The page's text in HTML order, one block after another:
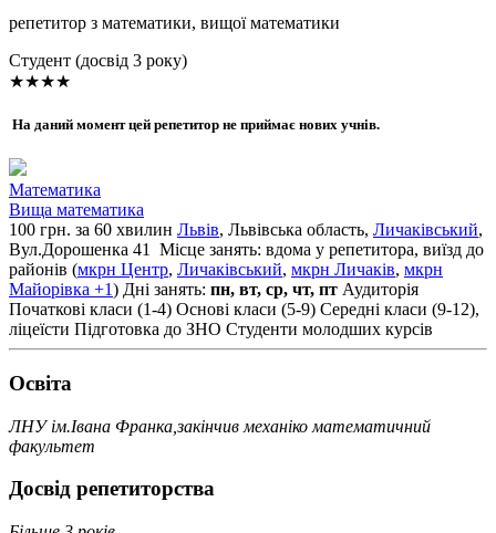
репетитор з математики, вищої математики
Cтудент (досвід 3 року)
★★★★
На даний момент цей репетитор не приймає нових учнів.
Математика
Вища математика
100 грн. за 60 хвилин Львів, Львiвська область, Личаківський,
Вул.Дорошенка 41
Місце занять: вдома у репетитора, виїзд до
районів (мкрн Центр, Личаківський, мкрн Личаків, мкрн
Майорівка +1) Дні занять: пн, вт, ср, чт, пт Аудиторія
Початкові класи (1-4) Основі класи (5-9) Середні класи (9-12),
ліцеїсти Підготовка до ЗНО Студенти молодших курсів
Освiта
ЛНУ ім.Івана Франка,закінчив механіко математичний
факультет
Досвід репетиторства